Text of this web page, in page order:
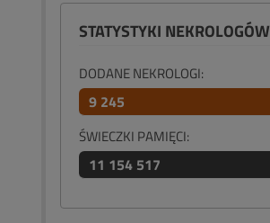
STATYSTYKI NEKROLOGÓW
DODANE NEKROLOGI:
9 245
ŚWIECZKI PAMIĘCI:
11 154 517